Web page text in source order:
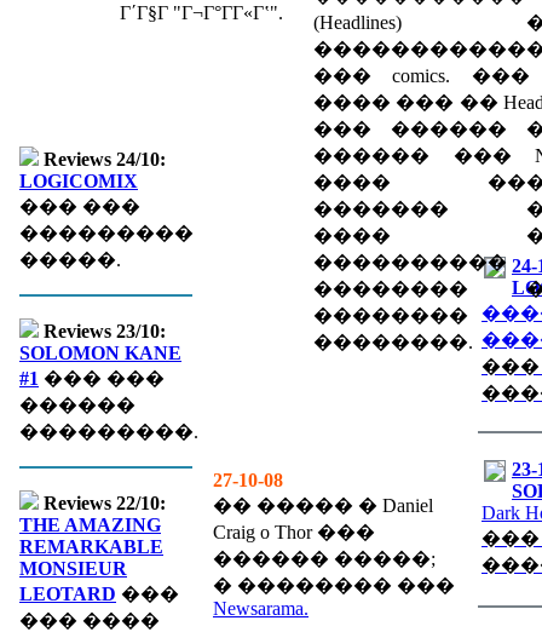
Γ΄Γ§Γ­ "Γ¬Γ°ΓΓ«Γʽ".
Reviews 24/10:
LOGICOMIX
��� ���
���������
�����.
Reviews 23/10:
SOLOMON KANE
#1 ��� ���
������
���������.
Reviews 22/10:
THE AMAZING
REMARKABLE
MONSIEUR
LEOTARD ���
��� ����
(Headlines)
��� comics. ���
���� ��� ��
��� ������
������ ���
����
�������
����
����������
��������
��������
��������.
27-10-08
�� ����� � Daniel
Craig o Thor ���
������ �����;
� �������� ���
Newsarama.
24-
23-
Dark